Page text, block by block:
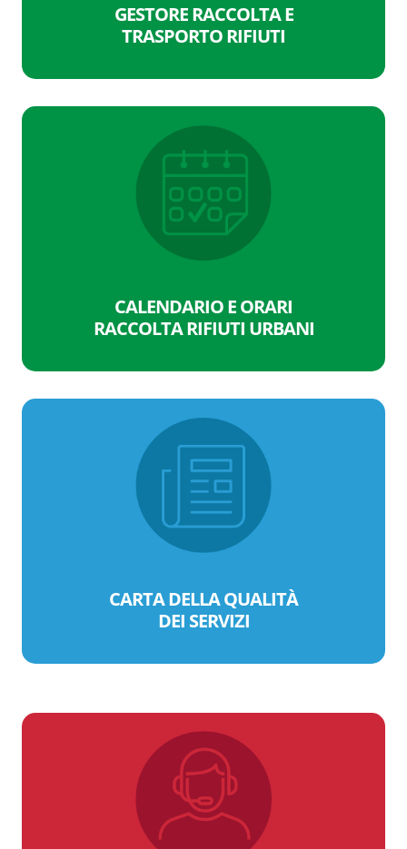
GESTORE RACCOLTA E
TRASPORTO RIFIUTI
CALENDARIO E ORARI
RACCOLTA RIFIUTI URBANI
CARTA DELLA QUALITÀ
DEI SERVIZI